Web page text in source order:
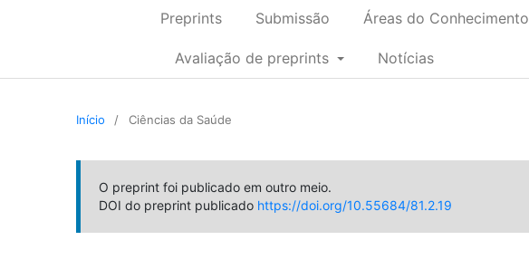
Preprints Submissão Áreas do Conhecimento
Avaliação de preprints Notícias
Início / Ciências da Saúde
O preprint foi publicado em outro meio.
DOI do preprint publicado https://doi.org/10.55684/81.2.19